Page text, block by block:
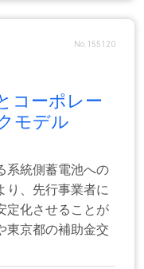
No.155120
コーポレー
モデル
系統側蓄電池への
り、先行事業者に
定化させることが
東京都の補助金交